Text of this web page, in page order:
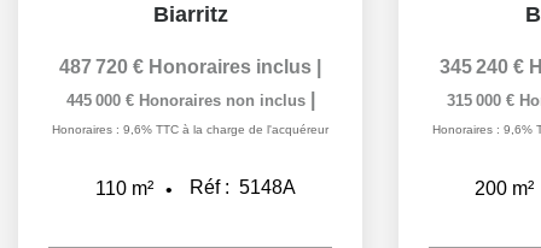
Biarritz
487 720 € Honoraires inclus
445 000 € Honoraires non inclus
Honoraires : 9,6% TTC à la charge de l'acquéreur
110 m² Réf : 5148A
345 240 €
315 000 €
Honoraires : 9,6%
200 m²